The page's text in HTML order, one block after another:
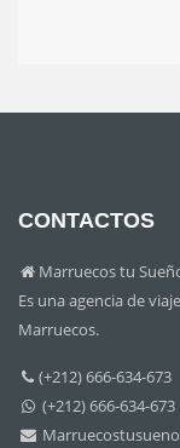
CONTACTOS
Marruecos tu
Es una agencia de
Marruecos.
(+212) 666-634-673
(+212) 666-634-673